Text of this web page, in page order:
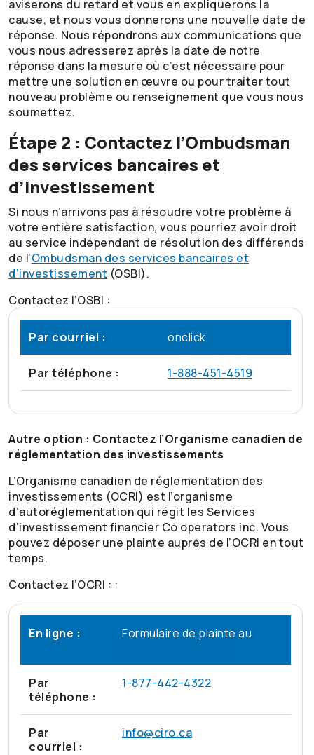
aviserons du retard et vous en expliquerons la
cause, et nous vous donnerons une nouvelle date de
réponse. Nous répondrons aux communications que
vous nous adresserez après la date de notre
réponse dans la mesure où c’est nécessaire pour
mettre une solution en œuvre ou pour traiter tout
nouveau problème ou renseignement que vous nous
soumettez.
Étape 2 : Contactez l’Ombudsman
des services bancaires et
d’investissement
Si nous n’arrivons pas à résoudre votre problème à
votre entière satisfaction, vous pourriez avoir droit
au service indépendant de résolution des différends
de l’Ombudsman des services bancaires et
d’investissement (OSBI).
Contactez l’OSBI :
Par courriel : onclick
Par téléphone : 1-888-451-4519
Autre option : Contactez l’Organisme canadien de
réglementation des investissements
L’Organisme canadien de réglementation des
investissements (OCRI) est l’organisme
d’autoréglementation qui régit les Services
d’investissement financier Co operators inc. Vous
pouvez déposer une plainte auprès de l’OCRI en tout
temps.
Contactez l’OCRI : :
En ligne :
Formulaire de plainte au
Par
téléphone :
1-877-442-4322
Par
courriel :
info@ciro.ca